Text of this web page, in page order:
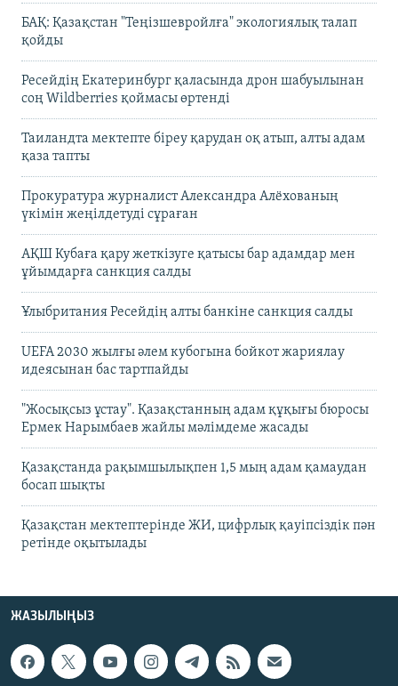
БАҚ: Қазақстан "Теңізшевройлға" экологиялық талап
қойды
Ресейдің Екатеринбург қаласында дрон шабуылынан
соң Wildberries қоймасы өртенді
Таиландта мектепте біреу қарудан оқ атып, алты адам
қаза тапты
Прокуратура журналист Александра Алёхованың
үкімін жеңілдетуді сұраған
АҚШ Кубаға қару жеткізуге қатысы бар адамдар мен
ұйымдарға санкция салды
Ұлыбритания Ресейдің алты банкіне санкция салды
UEFA 2030 жылғы әлем кубогына бойкот жариялау
идеясынан бас тартпайды
"Жосықсыз ұстау". Қазақстанның адам құқығы бюросы
Ермек Нарымбаев жайлы мәлімдеме жасады
Қазақстанда рақымшылықпен 1,5 мың адам қамаудан
босап шықты
Қазақстан мектептерінде ЖИ, цифрлық қауіпсіздік пән
ретінде оқытылады
ЖАЗЫЛЫҢЫЗ